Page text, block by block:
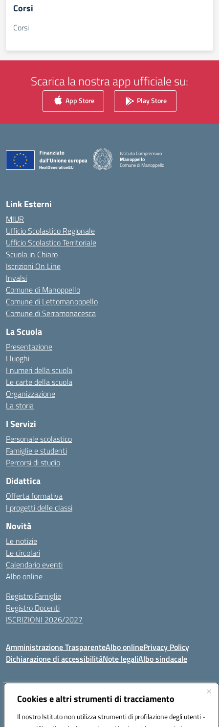
Cookies e altri strumenti di tracciamento
Il nostro Istituto non utilizza strumenti di profilazione degli utenti -
Corsi
Corsi
Scarica la nostra app ufficiale su:
App Store Play Store
Istituto Comprensivo
Manoppello
Comune di Manoppello
— Visita la pagina iniziale della scuola
Link Esterni
MIUR
Ufficio Scolastico Regionale
Ufficio Scolastico Territoriale
Scuola in Chiaro
Iscrizioni On Line
Invalsi
Comune di Manoppello
Comune di Lettomanoppello
Comune di Serramonacesca
La Scuola
Presentazione
I luoghi
I numeri della scuola
Le carte della scuola
Organizzazione
La storia
I Servizi
Personale scolastico
Famiglie e studenti
Percorsi di studio
Didattica
Offerta formativa
I progetti delle classi
Novità
Le notizie
Le circolari
Calendario eventi
Albo online
Registro Famiglie
Registro Docenti
ISCRIZIONI 2026/2027
Amministrazione TrasparenteAlbo onlinePrivacy Policy
Dichiarazione di accessibilitàNote legaliAlbo sindacale
Indirizzo:VIA S.VITTORIA, 11, 65024 MANOPPELLO (PE)
Posta elettronica certificata (PEC):peic81700n@pec.istruzione.it